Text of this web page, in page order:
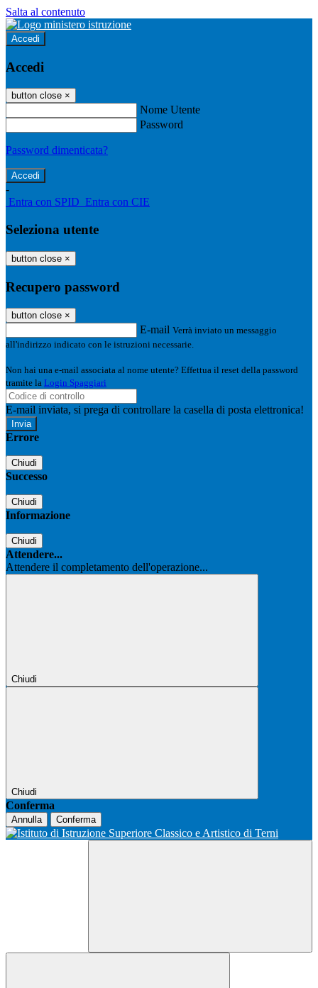
Salta al contenuto
Accedi
Accedi
button close ×
Nome Utente
Password
Password dimenticata?
-
Entra con SPID Entra con CIE
Seleziona utente
button close ×
Recupero password
button close ×
E-mail Verrà inviato un messaggio
all'indirizzo indicato con le istruzioni necessarie.
Non hai una e-mail associata al nome utente? Effettua il reset della password
tramite la Login Spaggiari
E-mail inviata, si prega di controllare la casella di posta elettronica!
Errore
Chiudi
Successo
Chiudi
Informazione
Chiudi
Attendere...
Attendere il completamento dell'operazione...
Chiudi
Chiudi
Conferma
Annulla Conferma